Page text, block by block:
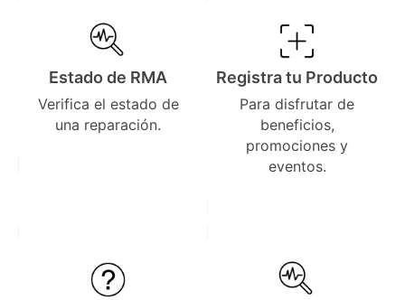
Estado de RMA
Verifica el estado de
una reparación.
Registra tu Producto
Para disfrutar de
beneficios,
promociones y
eventos.